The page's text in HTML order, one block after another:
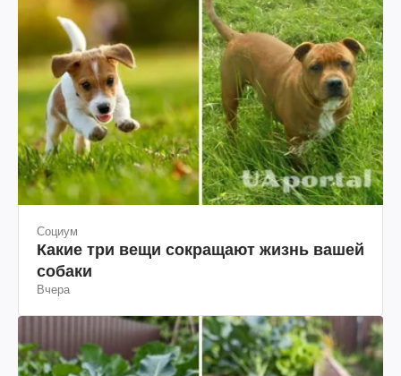
Социум
Какие три вещи сокращают жизнь вашей
собаки
Вчера